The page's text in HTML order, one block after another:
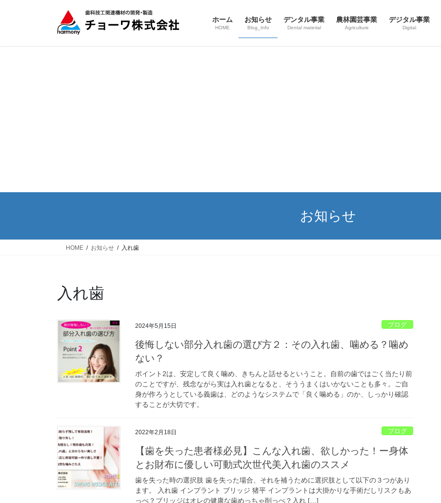
ホーム
HOME
お知らせ
Blog_Info
デンタル事業
Dental material
農林園芸事業
Agriculture
デジタル事業
Digital
お知らせ
HOME お知らせ 入れ歯
入れ歯
2024年5月15日 ブログ
後悔しない部分入れ歯の選び方２：その入れ歯、噛める？噛め
ない？
ポイント2は、安定して良く噛め、きちんと話せるということ。自前の歯ではごく当たり前
のことですが、残念ながら実は入れ歯となると、そううまくはいかないことも多々。ご自
身が作ろうとしている義歯は、どのようなシステムで「良く噛める」のか、しっかり確認
することが大切です。
2022年2月18日 ブログ
【歯を失った患者様必見】こんな入れ歯、欲しかった！ー身体
とお財布に優しい可動式次世代美入れ歯のススメ
歯を失った時の選択肢 歯を失った場合、それを補うために選択肢として以下の３つがあり
ます。 入れ歯 インプラント ブリッジ 猪平 インプラントは大掛かりな手術だしリスクもあ
っぺ？ブリッジはオレの健康な歯めっちゃ削っぺ？入れ […]